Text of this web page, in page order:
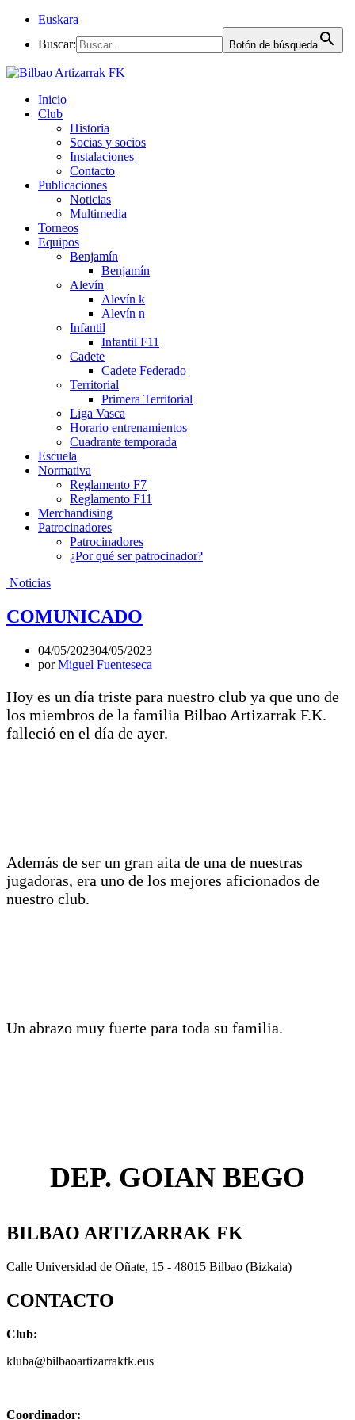
Euskara
Buscar:
Botón de búsqueda
Inicio
Club
Historia
Socias y socios
Instalaciones
Contacto
Publicaciones
Noticias
Multimedia
Torneos
Equipos
Benjamín
Benjamín
Alevín
Alevín k
Alevín n
Infantil
Infantil F11
Cadete
Cadete Federado
Territorial
Primera Territorial
Liga Vasca
Horario entrenamientos
Cuadrante temporada
Escuela
Normativa
Reglamento F7
Reglamento F11
Merchandising
Patrocinadores
Patrocinadores
¿Por qué ser patrocinador?
Noticias
COMUNICADO
04/05/202304/05/2023
porMiguel Fuenteseca
Hoy es un día triste para nuestro club ya que uno de
los miembros de la familia Bilbao Artizarrak F.K.
falleció en el día de ayer.
Además de ser un gran aita de una de nuestras
jugadoras, era uno de los mejores aficionados de
nuestro club.
Un abrazo muy fuerte para toda su familia.
DEP. GOIAN BEGO
BILBAO ARTIZARRAK FK
Calle Universidad de Oñate, 15 - 48015 Bilbao (Bizkaia)
CONTACTO
Club:
kluba@bilbaoartizarrakfk.eus
Coordinador: